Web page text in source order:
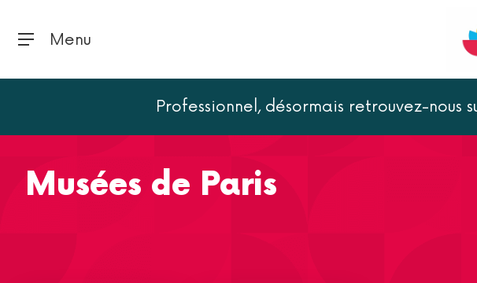
Menu
Professionnel, désormais retrouvez-
Musées de Paris
Musées de Paris